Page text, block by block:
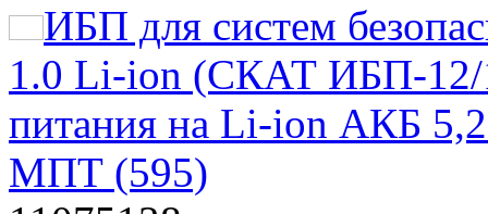
ИБП для систем
1.0 Li-ion (СКАТ ИБП-12/
питания на Li-ion АКБ
МПТ (595)